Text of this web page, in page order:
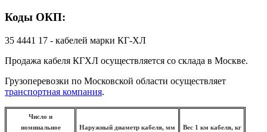
Коды ОКП:
35 4441 17 - кабелей марки КГ-ХЛ
Продажа кабеля КГХЛ осуществляется со склада в Москве.
Грузоперевозки по Московской области осуществляет
транспортная компания.
Число и
номинальное
Наружный диаметр кабеля, мм Вес 1 км кабеля, кг